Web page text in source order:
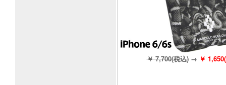
￥ 7,700(税込)→ ￥